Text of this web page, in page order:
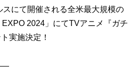
にて開催される全米最大規模の
2024」にてTVアニメ『ガチ
実施決定！